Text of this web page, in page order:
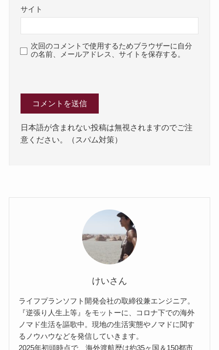
サイト
次回のコメントで使用するためブラウザーに自分
の名前、メールアドレス、サイトを保存する。
日本語が含まれない投稿は無視されますのでご注
意ください。（スパム対策）
けいさん
ライフプランソフト開発会社の取締役兼エンジニア。
『逆張り人生上等』をモットーに、コロナ下での海外
ノマド生活を謳歌中。現地の生活実態やノマドに関す
るノウハウなどを発信していきます。
2025年初頭時点で、海外渡航歴は約35ヶ国＆150都市